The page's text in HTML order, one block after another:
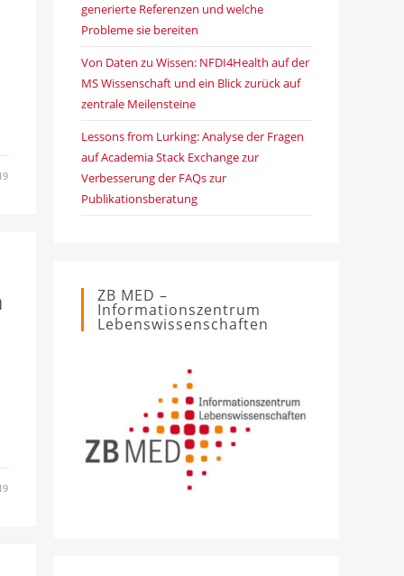
generierte Referenzen und welche
Probleme sie bereiten
Von Daten zu Wissen: NFDI4Health auf der
MS Wissenschaft und ein Blick zurück auf
zentrale Meilensteine
Lessons from Lurking: Analyse der Fragen
auf Academia Stack Exchange zur
Verbesserung der FAQs zur
Publikationsberatung
ZB MED –
Informationszentrum
Lebenswissenschaften